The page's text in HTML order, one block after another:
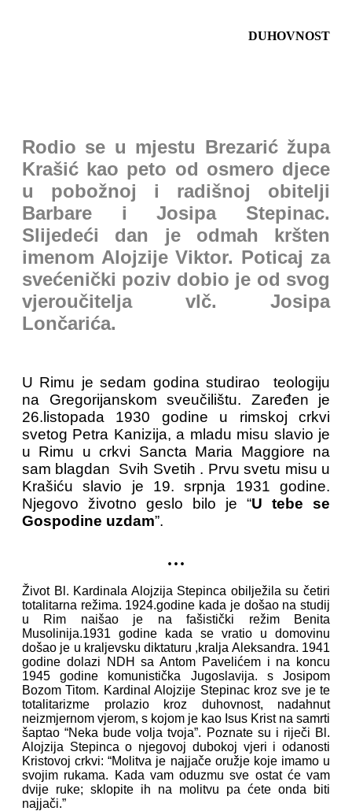
DUHOVNOST
Rodio se u mjestu Brezarić župa
Krašić kao peto od osmero djece
u pobožnoj i radišnoj obitelji
Barbare i Josipa Stepinac.
Slijedeći dan je odmah kršten
imenom Alojzije Viktor. Poticaj za
svećenički poziv dobio je od svog
vjeroučitelja vlč. Josipa
Lončarića.
U Rimu je sedam godina studirao teologiju
na Gregorijanskom sveučilištu. Zaređen je
26.listopada 1930 godine u rimskoj crkvi
svetog Petra Kanizija, a mladu misu slavio je
u Rimu u crkvi Sancta Maria Maggiore na
sam blagdan Svih Svetih . Prvu svetu misu u
Krašiću slavio je 19. srpnja 1931 godine.
Njegovo životno geslo bilo je “U tebe se
Gospodine uzdam”.
...
Život Bl. Kardinala Alojzija Stepinca obilježila su četiri
totalitarna režima. 1924.godine kada je došao na studij
u Rim naišao je na fašistički režim Benita
Musolinija.1931 godine kada se vratio u domovinu
došao je u kraljevsku diktaturu ,kralja Aleksandra. 1941
godine dolazi NDH sa Antom Pavelićem i na koncu
1945 godine komunistička Jugoslavija. s Josipom
Bozom Titom. Kardinal Alojzije Stepinac kroz sve je te
totalitarizme prolazio kroz duhovnost, nadahnut
neizmjernom vjerom, s kojom je kao Isus Krist na samrti
šaptao “Neka bude volja tvoja”. Poznate su i riječi Bl.
Alojzija Stepinca o njegovoj dubokoj vjeri i odanosti
Kristovoj crkvi: “Molitva je najjače oružje koje imamo u
svojim rukama. Kada vam oduzmu sve ostat će vam
dvije ruke; sklopite ih na molitvu pa ćete onda biti
najjači.”